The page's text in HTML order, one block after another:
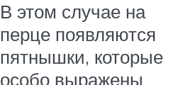
В этом случае на
перце появляются
пятнышки, которые
особо выражены